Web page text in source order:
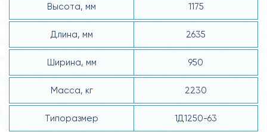
Высота, мм 1175
Длина, мм 2635
Ширина, мм 950
Масса, кг 2230
Типоразмер 1Д1250-63